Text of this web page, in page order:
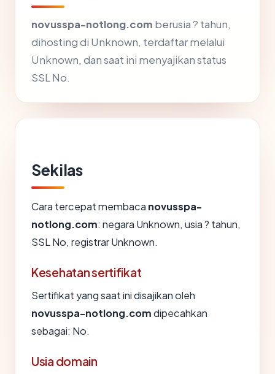
novusspa-notlong.com berusia ? tahun,
dihosting di Unknown, terdaftar melalui
Unknown, dan saat ini menyajikan status
SSL No.
Sekilas
Cara tercepat membaca novusspa-
notlong.com: negara Unknown, usia ? tahun,
SSL No, registrar Unknown.
Kesehatan sertifikat
Sertifikat yang saat ini disajikan oleh
novusspa-notlong.comdipecahkan
sebagai: No.
Usia domain